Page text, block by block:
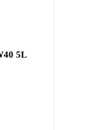
5L